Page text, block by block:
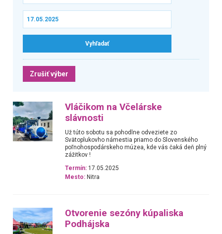
Zrušiť výber
Vláčikom na Včelárske
slávnosti
Už túto sobotu sa pohodlne odveziete zo
Svätoplukovho námestia priamo do Slovenského
poľnohospodárskeho múzea, kde vás čaká deň plný
zážitkov !
Termín: 17.05.2025
Mesto: Nitra
Otvorenie sezóny kúpaliska
Podhájska